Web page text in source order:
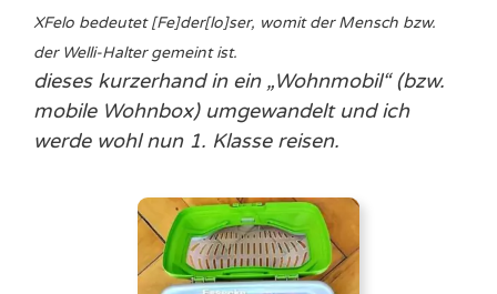
XFelo bedeutet [Fe]der[lo]ser, womit der Mensch bzw.
der Welli-Halter gemeint ist.
dieses kurzerhand in ein „Wohnmobil“ (bzw.
mobile Wohnbox) umgewandelt und ich
werde wohl nun 1. Klasse reisen.